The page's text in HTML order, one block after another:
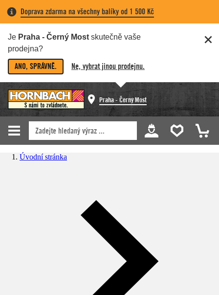
Doprava zdarma na všechny balíky od 1 500 Kč
Je Praha - Černý Most skutečně vaše
prodejna?
ANO, SPRÁVNĚ. Ne, vybrat jinou prodejnu.
Praha - Černý Most
Úvodní stránka